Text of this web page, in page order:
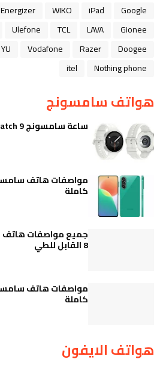
Google
iPad
WIKO
Energizer
Gionee
LAVA
TCL
Ulefone
Doogee
Razer
Vodafone
YU
Nothing phone
itel
هواتف سامسونج
ساعة سامسونج Galaxy Watch 9 الذكية
كاملة
8 القابل للطي
كاملة
هواتف الايفون